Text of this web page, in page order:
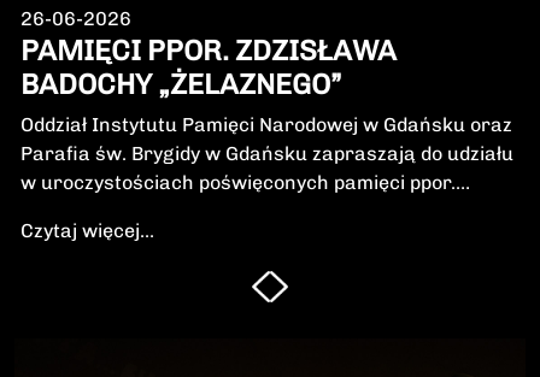
26-06-2026
PAMIĘCI PPOR. ZDZISŁAWA
BADOCHY „ŻELAZNEGO”
Oddział Instytutu Pamięci Narodowej w Gdańsku oraz
Parafia św. Brygidy w Gdańsku zapraszają do udziału
w uroczystościach poświęconych pamięci ppor.
Wileńskiej Brygady Armii Krajowej, dowódcy 5.
szwadronu podczas walk na Pomorzu, jednego z
najbardziej zasłużonych żołnierzy polskiego podziemia
Czytaj więcej...